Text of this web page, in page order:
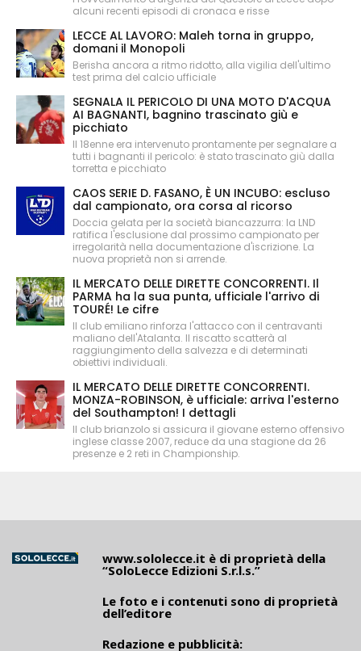
alcuni recenti episodi di cronaca e risse
LECCE AL LAVORO: Maleh torna in gruppo,
domani il Monopoli
Berisha ancora a ritmo ridotto, alla vigilia dell'ultimo
test prima del calcio ufficiale
SEGNALA IL PERICOLO DI UNA MOTO D'ACQUA
AI BAGNANTI, bagnino trascinato giù e
picchiato
Il 18enne era intervenuto prontamente per segnalare a
tutti i bagnanti il pericolo: è stato trascinato giù dalla
torretta e picchiato
CAOS SERIE D. FASANO, È UN INCUBO: escluso
dal campionato, ora corsa al ricorso
Doccia gelata per la società biancazzurra: la LND
ratifica l'esclusione dal prossimo campionato per
irregolarità nella documentazione d'iscrizione. La
nuova proprietà non si arrende.
IL MERCATO DELLE DIRETTE CONCORRENTI. Il
PARMA ha la sua punta, ufficiale l'arrivo di
TOURÉ! Le cifre
Il club emiliano rinforza l'attacco con il centravanti
maliano dell'Atalanta. Il riscatto scatterà al
raggiungimento della salvezza e di determinati
obiettivi individuali.
IL MERCATO DELLE DIRETTE CONCORRENTI.
MONZA-ROBINSON, è ufficiale: arriva l'esterno
del Southampton! I dettagli
Il club brianzolo si assicura il giovane esterno offensivo
inglese classe 2007, reduce da una stagione da 26
presenze e 2 reti in Championship.
www.sololecce.it è di proprietà della
“SoloLecce Edizioni S.r.l.s.”
Le foto e i contenuti sono di proprietà
dell’editore
Redazione e pubblicità: